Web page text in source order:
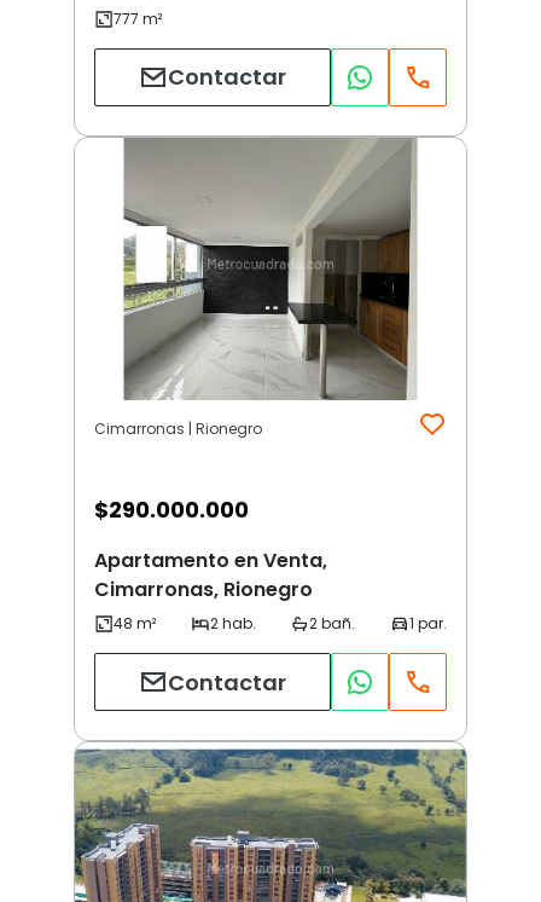
Contactar
Cimarronas | Rionegro
$290.000.000
Apartamento en Venta,
Cimarronas, Rionegro
Contactar